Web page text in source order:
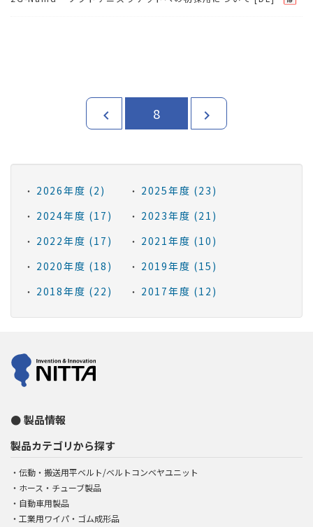
chevron_left 8 chevron_right
2026年度 (2)
2025年度 (23)
2024年度 (17)
2023年度 (21)
2022年度 (17)
2021年度 (10)
2020年度 (18)
2019年度 (15)
2018年度 (22)
2017年度 (12)
製品情報
製品カテゴリから探す
伝動・搬送用平ベルト/ベルトコンベヤユニット
ホース・チューブ製品
自動車用製品
工業用ワイパ・ゴム成形品